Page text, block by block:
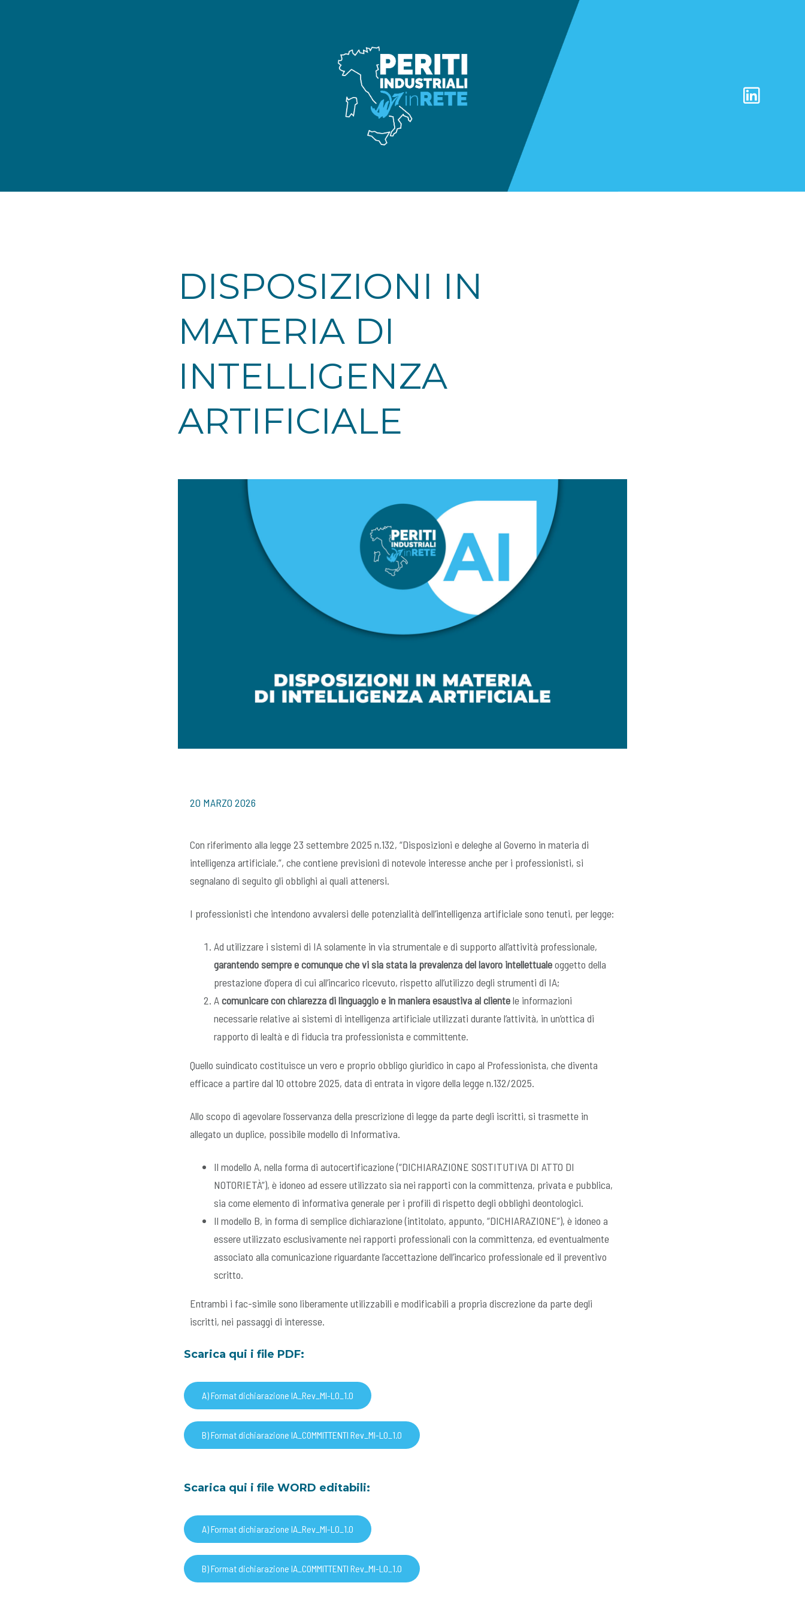
DISPOSIZIONI IN
MATERIA DI
INTELLIGENZA
ARTIFICIALE
20 MARZO 2026
Con riferimento alla legge 23 settembre 2025 n.132, “Disposizioni e deleghe al Governo in materia di
intelligenza artificiale.”, che contiene previsioni di notevole interesse anche per i professionisti, si
segnalano di seguito gli obblighi ai quali attenersi.
I professionisti che intendono avvalersi delle potenzialità dell’intelligenza artificiale sono tenuti, per legge:
Ad utilizzare i sistemi di IA solamente in via strumentale e di supporto all’attività professionale,
garantendo sempre e comunque che vi sia stata la prevalenza del lavoro intellettualeoggetto della
prestazione d’opera di cui all’incarico ricevuto, rispetto all’utilizzo degli strumenti di IA;
Acomunicare con chiarezza di linguaggio e in maniera esaustiva al clientele informazioni
necessarie relative ai sistemi di intelligenza artificiale utilizzati durante l’attività, in un’ottica di
rapporto di lealtà e di fiducia tra professionista e committente.
Quello suindicato costituisce un vero e proprio obbligo giuridico in capo al Professionista, che diventa
efficace a partire dal 10 ottobre 2025, data di entrata in vigore della legge n.132/2025.
Allo scopo di agevolare l’osservanza della prescrizione di legge da parte degli iscritti, si trasmette in
allegato un duplice, possibile modello di Informativa.
Il modello A, nella forma di autocertificazione (“DICHIARAZIONE SOSTITUTIVA DI ATTO DI
NOTORIETÀ”), è idoneo ad essere utilizzato sia nei rapporti con la committenza, privata e pubblica,
sia come elemento di informativa generale per i profili di rispetto degli obblighi deontologici.
Il modello B, in forma di semplice dichiarazione (intitolato, appunto, “DICHIARAZIONE”), è idoneo a
essere utilizzato esclusivamente nei rapporti professionali con la committenza, ed eventualmente
associato alla comunicazione riguardante l’accettazione dell’incarico professionale ed il preventivo
scritto.
Entrambi i fac-simile sono liberamente utilizzabili e modificabili a propria discrezione da parte degli
iscritti, nei passaggi di interesse.
Scarica qui i file PDF:
A) Format dichiarazione IA_Rev_MI-LO_1.0
B) Format dichiarazione IA_COMMITTENTI Rev_MI-LO_1.0
Scarica qui i file WORD editabili:
A) Format dichiarazione IA_Rev_MI-LO_1.0
B) Format dichiarazione IA_COMMITTENTI Rev_MI-LO_1.0